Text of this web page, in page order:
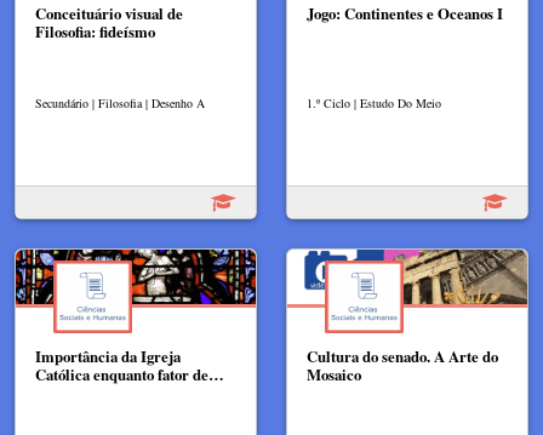
Conceituário visual de
Filosofia: fideísmo
Secundário | Filosofia | Desenho A
Jogo: Continentes e Oceanos I
1.º Ciclo | Estudo Do Meio
Importância da Igreja
Católica enquanto fator de…
Cultura do senado. A Arte do
Mosaico